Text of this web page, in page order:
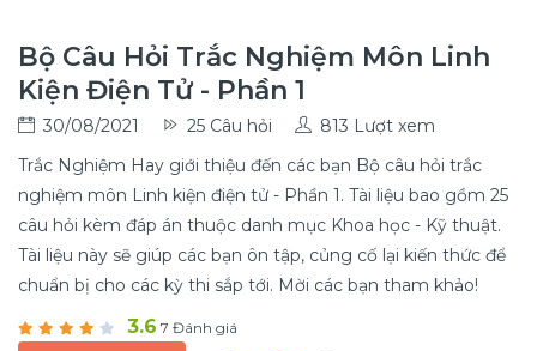
Bộ Câu Hỏi Trắc Nghiệm Môn Linh
Kiện Điện Tử - Phần 1
30/08/2021 25 Câu hỏi
813 Lượt xem
Trắc Nghiệm Hay giới thiệu đến các bạn Bộ câu hỏi trắc
nghiệm môn Linh kiện điện tử - Phần 1. Tài liệu bao gồm 25
câu hỏi kèm đáp án thuộc danh mục Khoa học - Kỹ thuật.
Tài liệu này sẽ giúp các bạn ôn tập, củng cố lại kiến thức để
chuẩn bị cho các kỳ thi sắp tới. Mời các bạn tham khảo!
3.6 7 Đánh giá